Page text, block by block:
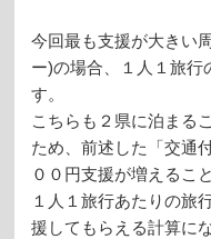
今回最も支援が大きい
ー)の場合、１人１旅行
す。
こちらも２県に泊まる
ため、前述した「交通
００円支援が増えるこ
１人１旅行あたりの旅
援してもらえる計算に